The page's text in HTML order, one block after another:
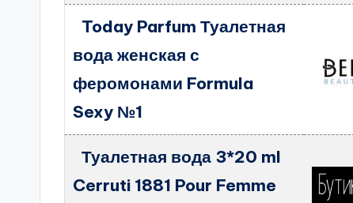
Today Parfum Туалетная
вода женская с
феромонами Formula
Sexy №1
Туалетная вода 3*20 ml
Cerruti 1881 Pour Femme